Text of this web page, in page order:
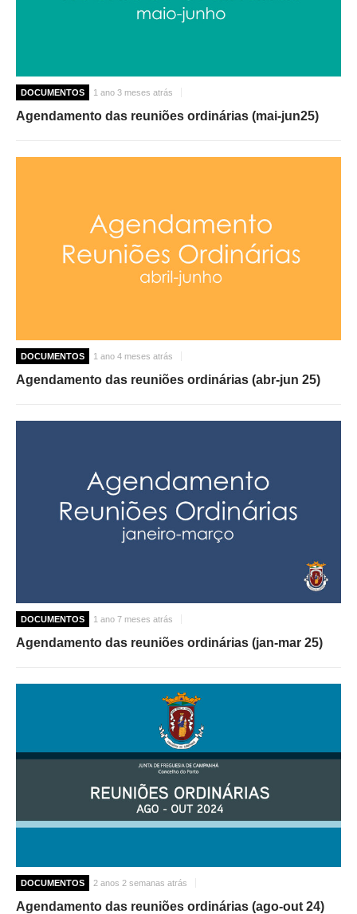
DOCUMENTOS 1 ano 3 meses atrás
Agendamento das reuniões ordinárias (mai-jun25)
DOCUMENTOS 1 ano 4 meses atrás
Agendamento das reuniões ordinárias (abr-jun 25)
DOCUMENTOS 1 ano 7 meses atrás
Agendamento das reuniões ordinárias (jan-mar 25)
DOCUMENTOS 2 anos 2 semanas atrás
Agendamento das reuniões ordinárias (ago-out 24)